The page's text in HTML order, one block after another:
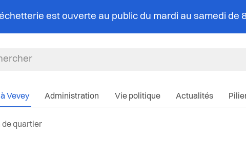
est ouverte au public du mardi au samedi de
Vevey Administration Vie politique Actualités
quartier